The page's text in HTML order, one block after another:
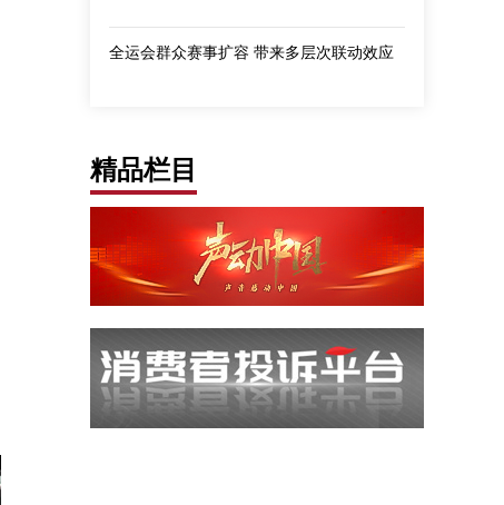
全运会群众赛事扩容 带来多层次联动效应
精品栏目